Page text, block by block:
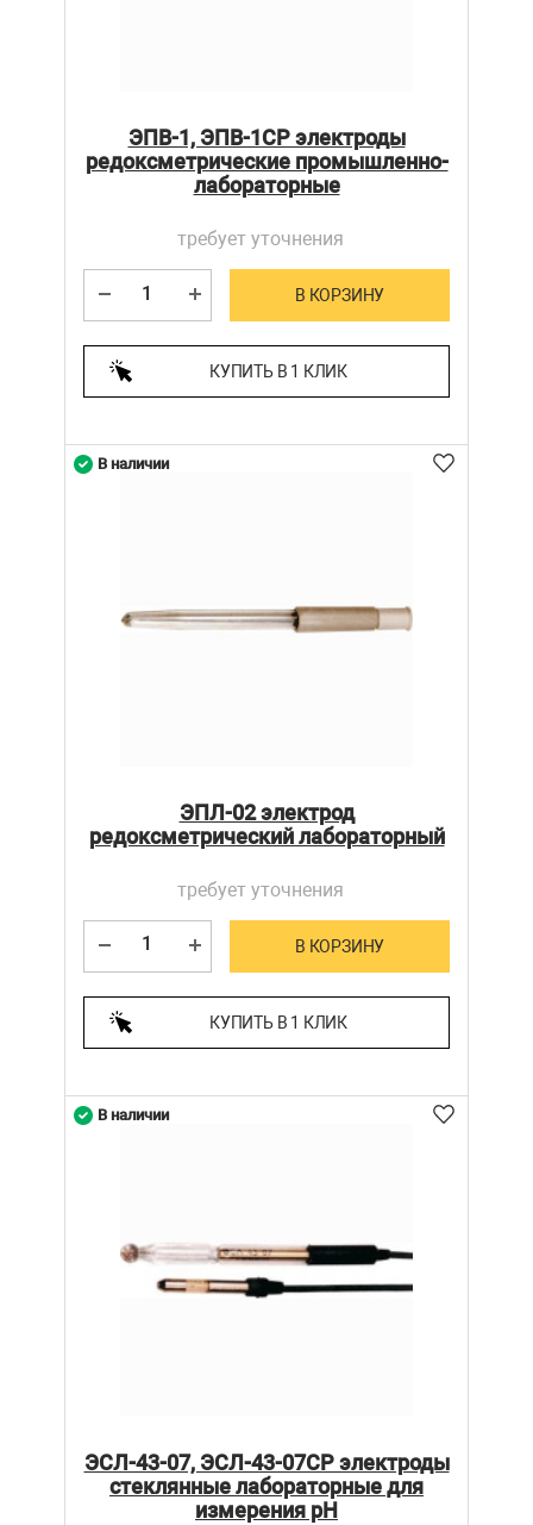
ЭПВ-1, ЭПВ-1СР электроды
редоксметрические промышленно-
лабораторные
требует уточнения
В КОРЗИНУ
КУПИТЬ В 1 КЛИК
ЭПЛ-02 электрод
редоксметрический лабораторный
требует уточнения
В КОРЗИНУ
КУПИТЬ В 1 КЛИК
В наличии
ЭСЛ-43-07, ЭСЛ-43-07СР электроды
стеклянные лабораторные для
измерения рН
В наличии